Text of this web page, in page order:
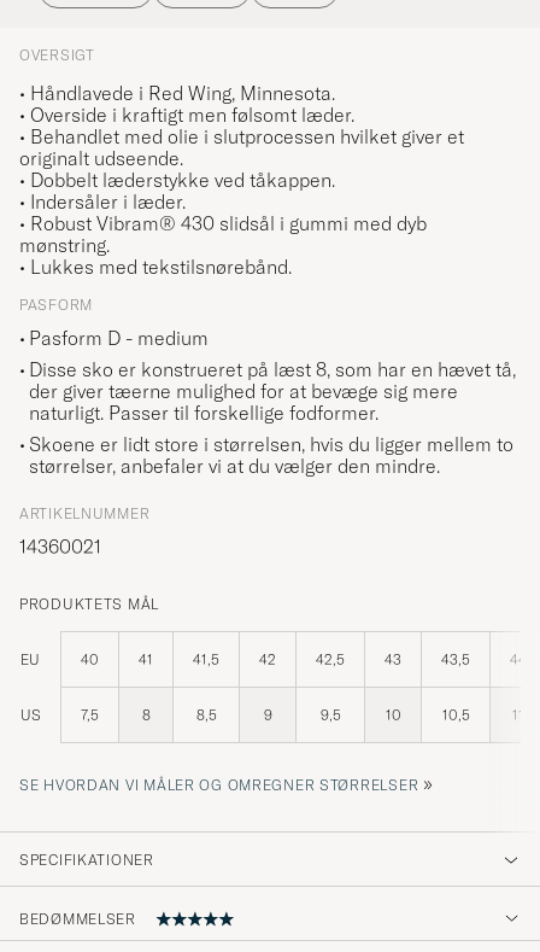
OVERSIGT
• Håndlavede i Red Wing, Minnesota.
• Overside i kraftigt men følsomt læder.
• Behandlet med olie i slutprocessen hvilket giver et
originalt udseende.
• Dobbelt læderstykke ved tåkappen.
• Indersåler i læder.
• Robust Vibram® 430 slidsål i gummi med dyb
mønstring.
• Lukkes med tekstilsnørebånd.
PASFORM
Pasform D - medium
Disse sko er konstrueret på læst 8, som har en hævet tå,
der giver tæerne mulighed for at bevæge sig mere
naturligt. Passer til forskellige fodformer.
Skoene er lidt store i størrelsen, hvis du ligger mellem to
størrelser, anbefaler vi at du vælger den mindre.
ARTIKELNUMMER
14360021
PRODUKTETS MÅL
EU 40 41 41,5 42 42,5 43 43,5 44
US 7,5 8 8,5 9 9,5 10 10,5 11
SE HVORDAN VI MÅLER OG OMREGNER STØRRELSER »
SPECIFIKATIONER
BEDØMMELSER